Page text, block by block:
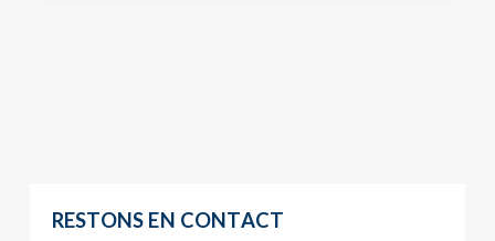
RESTONS EN CONTACT